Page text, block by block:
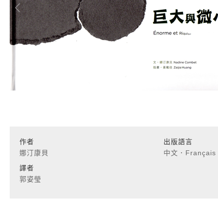
作者
娜汀康貝
譯者
郭姿瑩
出版語言
中文．